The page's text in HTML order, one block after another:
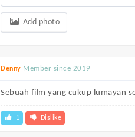
Add photo
Denny Member since 2019
Sebuah film yang cukup lumayan
1 Dislike